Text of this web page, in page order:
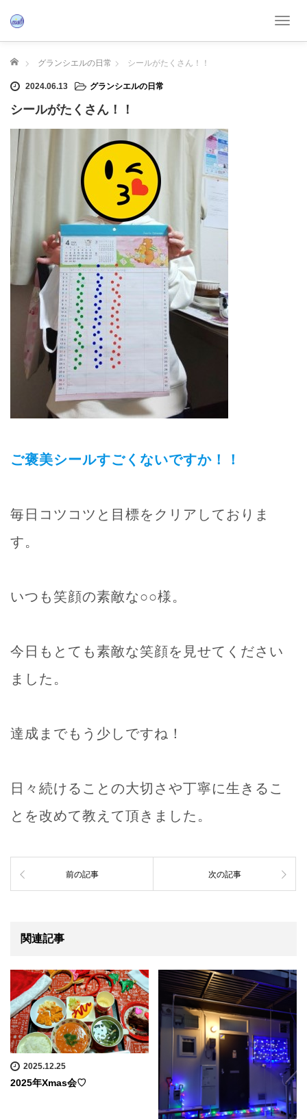
T
ホーム グランシエルの日常 シールがたくさん！！
2024.06.13 グランシエルの日常
シールがたくさん！！
ご褒美シールすごくないですか！！
毎日コツコツと目標をクリアしておりま
す。
いつも笑顔の素敵な○○様。
今日もとても素敵な笑顔を見せてください
ました。
達成までもう少しですね！
日々続けることの大切さや丁寧に生きるこ
とを改めて教えて頂きました。
前の記事 次の記事
関連記事
2025.12.25
2025年Xmas会♡